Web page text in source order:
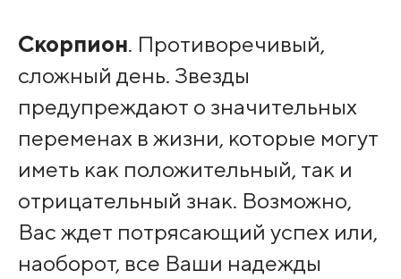
Скорпион. Противоречивый,
сложный день. Звезды
предупреждают о значительных
переменах в жизни, которые могут
иметь как положительный, так и
отрицательный знак. Возможно,
Вас ждет потрясающий успех или,
наоборот, все Ваши надежды